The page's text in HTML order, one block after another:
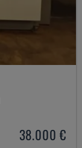
38.000 €